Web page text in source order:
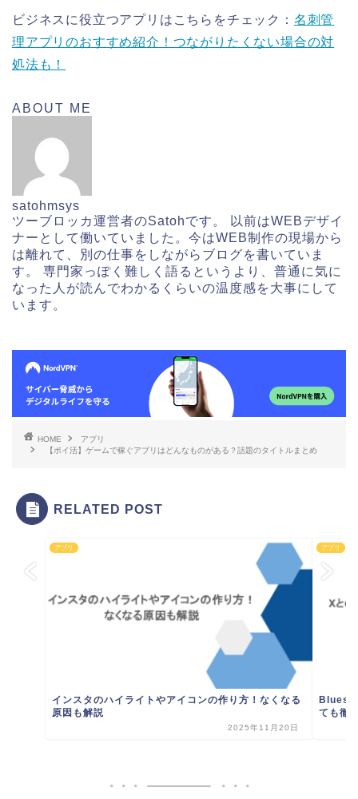
ビジネスに役立つアプリはこちらをチェック： 名刺管
理アプリのおすすめ紹介！つながりたくない場合の対
処法も！
ABOUT ME
satohmsys
ツーブロッカ運営者のSatohです。 以前はWEBデザイ
ナーとして働いていました。今はWEB制作の現場から
は離れて、別の仕事をしながらブログを書いていま
す。 専門家っぽく難しく語るというより、普通に気に
なった人が読んでわかるくらいの温度感を大事にして
います。
HOME
アプリ
【ポイ活】ゲームで稼ぐアプリはどんなものがある？話題のタイトルまとめ
RELATED POST
アプリ
インスタのハイライトやアイコンの作り方！なくなる
原因も解説
2025年11月20日
アプリ
ても徹